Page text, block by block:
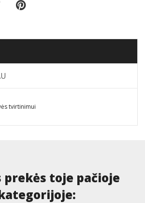
tvirtinimui
prekės toje pačioje